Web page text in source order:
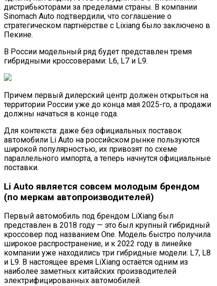
дистрибьюторами за пределами страны. В компании
Sinomach Auto подтвердили, что соглашение о
стратегическом партнёрстве с Lixiang было заключено в
Пекине.
В России модельный ряд будет представлен тремя
гибридными кроссоверами: L6, L7 и L9.
Причем первый дилерский центр должен открыться на
территории России уже до конца мая 2025-го, а продажи
должны начаться в конце года.
Для контекста: даже без официальных поставок
автомобили Li Auto на российском рынке пользуются
широкой популярностью, их привозят по схеме
параллельного импорта, а теперь начнутся официальные
поставки.
Li Auto является совсем молодым брендом
(по меркам автопроизводителей)
Первый автомобиль под брендом LiXiang был
представлен в 2018 году — это был крупный гибридный
кроссовер под названием One. Модель быстро получила
широкое распространение, и к 2022 году в линейке
компании уже находились три гибридные модели: L7, L8
и L9. В настоящее время LiXiang остаётся одним из
наиболее заметных китайских производителей
электрифицированных автомобилей.